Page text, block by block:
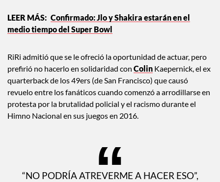
Confirmado: Jlo y Shakira estarán en el
medio tiempo del Super Bowl
RiRi admitió que se le ofreció la oportunidad de actuar, pero
prefirió no hacerlo en solidaridad con Colin Kaepernick, el ex
quarterback de los 49ers (de San Francisco) que causó
revuelo entre los fanáticos cuando comenzó a arrodillarse en
protesta por la brutalidad policial y el racismo durante el
Himno Nacional en sus juegos en 2016.
“NO PODRÍA ATREVERME A HACER ESO”,